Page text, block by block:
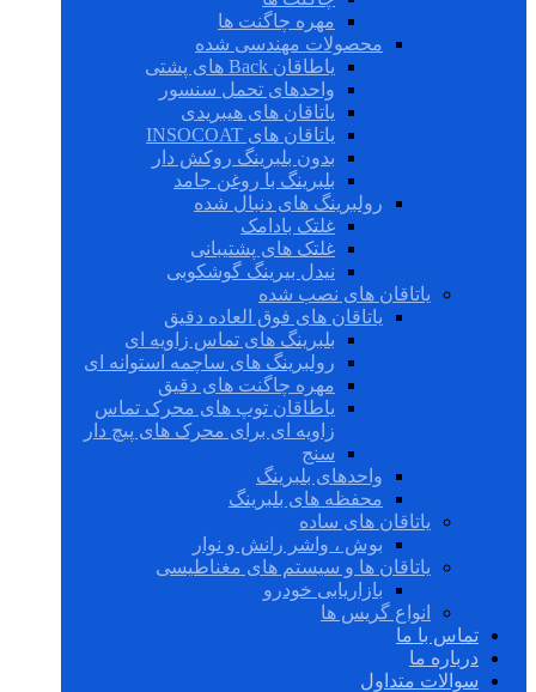
مهره چاگنت ها
محصولات مهندسی شده
یاطاقان Back های پشتی
واحدهای تحمل سنسور
یاتاقان های هیبریدی
یاتاقان های INSOCOAT
بدون بلبرینگ روکش دار
بلبرینگ با روغن جامد
رولبرینگ های دنبال شده
غلتک بادامک
غلتک های پشتیبانی
نیدل بیرینگ گوشکوبی
یاتاقان های نصب شده
یاتاقان های فوق العاده دقیق
بلبرینگ های تماس زاویه ای
رولبرینگ های ساچمه استوانه ای
مهره چاگنت های دقیق
یاطاقان توپ های محرک تماس
زاویه ای برای محرک های پیچ دار
سنج
واحدهای بلبرینگ
محفظه های بلبرینگ
یاتاقان های ساده
بوش ، واشر رانش و نوار
یاتاقان ها و سیستم های مغناطیسی
بازاریابی خودرو
انواع گریس ها
تماس با ما
درباره ما
سوالات متداول